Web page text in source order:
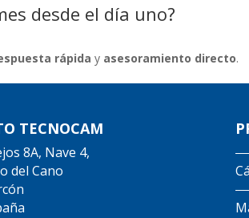
desde el día uno?
rápida y asesoramiento directo.
TECNOCAM
8A, Nave 4,
del Cano